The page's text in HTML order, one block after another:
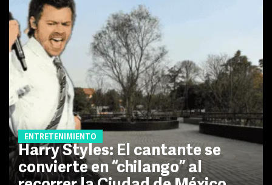
ENTRETENIMIENTO
Harry Styles: El cantante se
convierte en “chilango” al